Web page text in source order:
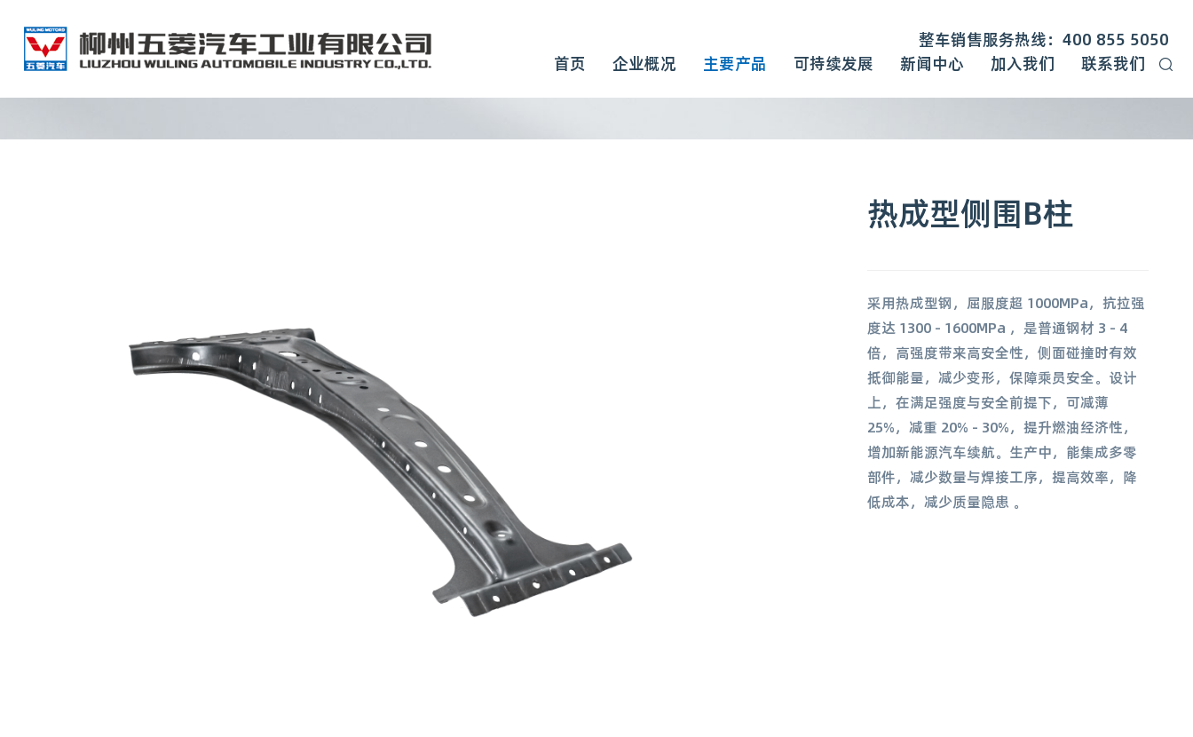
整车销售服务热线：400 855 5050
首页
企业概况 主要产品 可持续发展 新闻中心 加入我们 联系我们
热成型侧围B柱
采用热成型钢，屈服度超 1000MPa，抗拉强
度达 1300 - 1600MPa ，是普通钢材 3 - 4
倍，高强度带来高安全性，侧面碰撞时有效
抵御能量，减少变形，保障乘员安全。设计
上，在满足强度与安全前提下，可减薄
25%，减重 20% - 30%，提升燃油经济性，
增加新能源汽车续航。生产中，能集成多零
部件，减少数量与焊接工序，提高效率，降
低成本，减少质量隐患 。